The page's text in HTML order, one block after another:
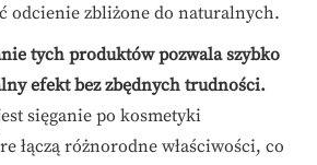
odcienie zbliżone do naturalnych.
tych produktów pozwala szybko
efekt bez zbędnych trudności.
sięganie po kosmetyki
łączą różnorodne właściwości, co